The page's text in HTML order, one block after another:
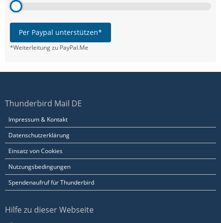
Per Paypal unterstützen*
*Weiterleitung zu PayPal.Me
Thunderbird Mail DE
Impressum & Kontakt
Datenschutzerklärung
Einsatz von Cookies
Nutzungsbedingungen
Spendenaufruf für Thunderbird
Hilfe zu dieser Webseite